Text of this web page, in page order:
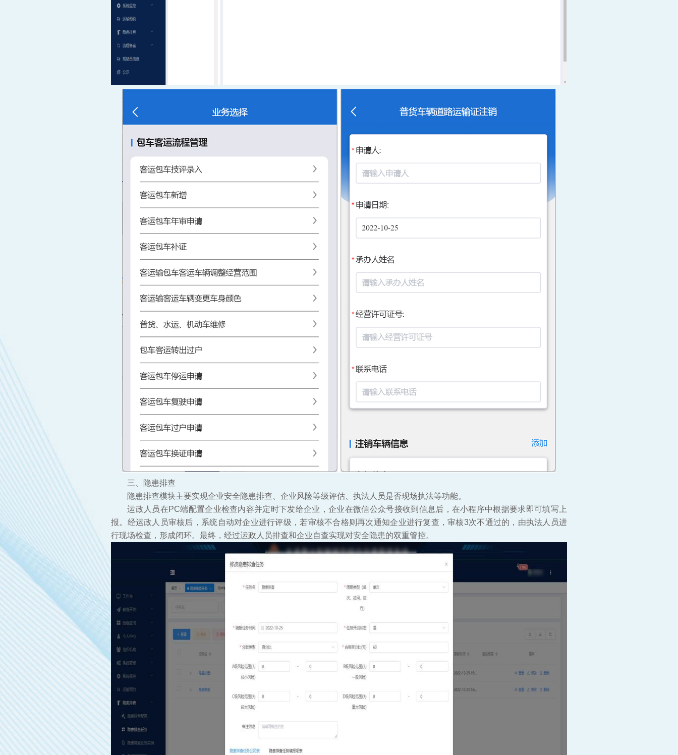
三、隐患排查
隐患排查模块主要实现企业安全隐患排查、企业风险等级评估、执法人员是否现场执法等功能。
运政人员在PC端配置企业检查内容并定时下发给企业，企业在微信公众号接收到信息后，在小程序中根据要求即可填写上
报。经运政人员审核后，系统自动对企业进行评级，若审核不合格则再次通知企业进行复查，审核3次不通过的，由执法人员进
行现场检查，形成闭环。最终，经过运政人员排查和企业自查实现对安全隐患的双重管控。